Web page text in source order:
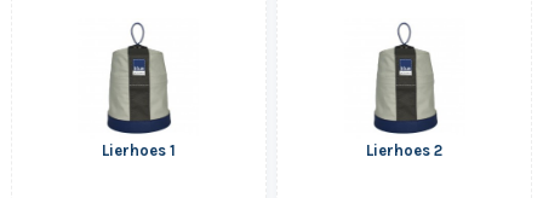
Lierhoes 1 Lierhoes 2